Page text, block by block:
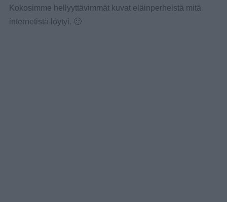
Kokosimme hellyyttävimmät kuvat eläinperheistä mitä
internetistä löytyi. 🙂